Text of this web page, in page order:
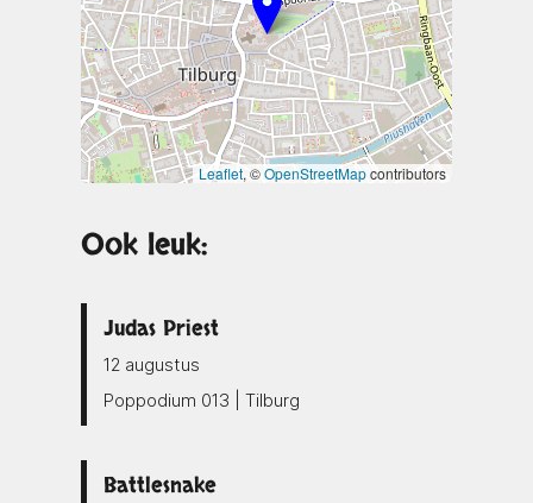
Leaflet, ©OpenStreetMapcontributors
Ook leuk:
Judas Priest
12 augustus
Poppodium 013 | Tilburg
Battlesnake